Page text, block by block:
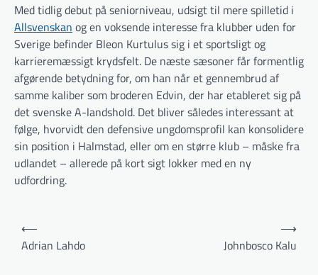
Med tidlig debut på seniorniveau, udsigt til mere spilletid i
Allsvenskan og en voksende interesse fra klubber uden for
Sverige befinder Bleon Kurtulus sig i et sportsligt og
karrieremæssigt krydsfelt. De næste sæsoner får formentlig
afgørende betydning for, om han når et gennembrud af
samme kaliber som broderen Edvin, der har etableret sig på
det svenske A-landshold. Det bliver således interessant at
følge, hvorvidt den defensive ungdomsprofil kan konsolidere
sin position i Halmstad, eller om en større klub – måske fra
udlandet – allerede på kort sigt lokker med en ny
udfordring.
Indlægsnavigation
⟵
Adrian Lahdo
Johnbosco Kalu
⟶